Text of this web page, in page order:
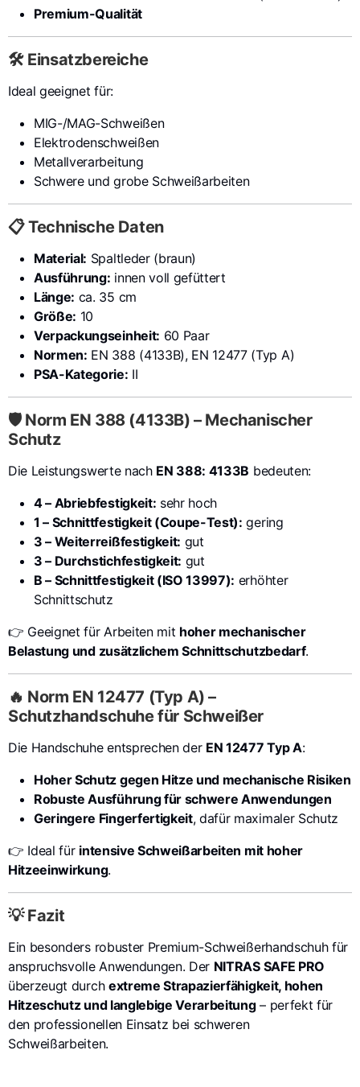
Premium-Qualität
🛠️ Einsatzbereiche
Ideal geeignet für:
MIG-/MAG-Schweißen
Elektrodenschweißen
Metallverarbeitung
Schwere und grobe Schweißarbeiten
📋 Technische Daten
Material: Spaltleder (braun)
Ausführung: innen voll gefüttert
Länge: ca. 35 cm
Größe: 10
Verpackungseinheit: 60 Paar
Normen: EN 388 (4133B), EN 12477 (Typ A)
PSA-Kategorie: II
🛡️ Norm EN 388 (4133B) – Mechanischer
Schutz
Die Leistungswerte nach EN 388: 4133B bedeuten:
4 – Abriebfestigkeit: sehr hoch
1 – Schnittfestigkeit (Coupe-Test): gering
3 – Weiterreißfestigkeit: gut
3 – Durchstichfestigkeit: gut
B – Schnittfestigkeit (ISO 13997): erhöhter
Schnittschutz
👉 Geeignet für Arbeiten mit hoher mechanischer
Belastung und zusätzlichem Schnittschutzbedarf.
🔥 Norm EN 12477 (Typ A) –
Schutzhandschuhe für Schweißer
Die Handschuhe entsprechen der EN 12477 Typ A:
Hoher Schutz gegen Hitze und mechanische Risiken
Robuste Ausführung für schwere Anwendungen
Geringere Fingerfertigkeit, dafür maximaler Schutz
👉 Ideal für intensive Schweißarbeiten mit hoher
Hitzeeinwirkung.
💡 Fazit
Ein besonders robuster Premium-Schweißerhandschuh für
anspruchsvolle Anwendungen. Der NITRAS SAFE PRO
überzeugt durch extreme Strapazierfähigkeit, hohen
Hitzeschutz und langlebige Verarbeitung– perfekt für
den professionellen Einsatz bei schweren
Schweißarbeiten.